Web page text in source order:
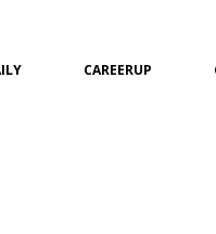
CAREERUP